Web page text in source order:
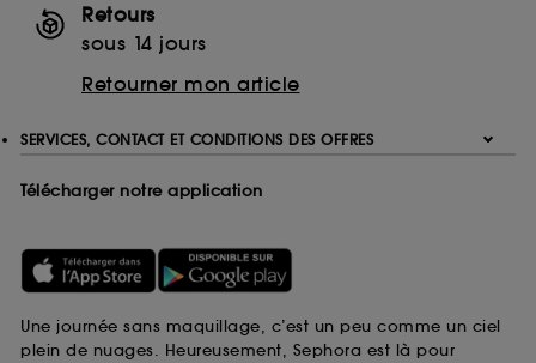
Retours
sous 14 jours
Retourner mon article
SERVICES, CONTACT ET CONDITIONS DES OFFRES
Télécharger notre application
Une journée sans maquillage, c’est un peu comme un ciel
plein de nuages. Heureusement, Sephora est là pour